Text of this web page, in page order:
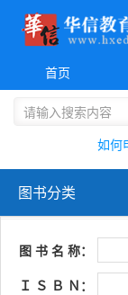
首页
如何
图书分类
图 书 名 称：
Ｉ Ｓ Ｂ Ｎ：